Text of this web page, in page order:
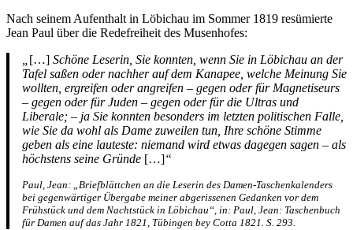
Nach seinem Aufenthalt in Löbichau im Sommer 1819 resümierte
Jean Paul über die Redefreiheit des Musenhofes:
[…] Schöne Leserin, Sie konnten, wenn Sie in Löbichau an der
Tafel saßen oder nachher auf dem Kanapee, welche Meinung Sie
wollten, ergreifen oder angreifen – gegen oder für Magnetiseurs
– gegen oder für Juden – gegen oder für die Ultras und
Liberale; – ja Sie konnten besonders im letzten politischen Falle,
wie Sie da wohl als Dame zuweilen tun, Ihre schöne Stimme
geben als eine lauteste: niemand wird etwas dagegen sagen – als
höchstens seine Gründe […]“
Paul, Jean: „Briefblättchen an die Leserin des Damen-Taschenkalenders
bei gegenwärtiger Übergabe meiner abgerissenen Gedanken vor dem
Frühstück und dem Nachtstück in Löbichau“, in: Paul, Jean: Taschenbuch
für Damen auf das Jahr 1821, Tübingen bey Cotta 1821. S. 293.